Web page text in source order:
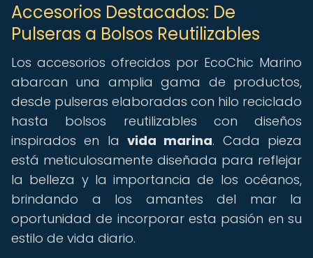
Accesorios Destacados: De
Pulseras a Bolsos Reutilizables
Los accesorios ofrecidos por EcoChic Marino
abarcan una amplia gama de productos,
desde pulseras elaboradas con hilo reciclado
hasta bolsos reutilizables con diseños
inspirados en la vida marina. Cada pieza
está meticulosamente diseñada para reflejar
la belleza y la importancia de los océanos,
brindando a los amantes del mar la
oportunidad de incorporar esta pasión en su
estilo de vida diario.